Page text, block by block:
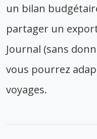
un bilan
partager un
Journal (sans
vous pourrez
voyages.